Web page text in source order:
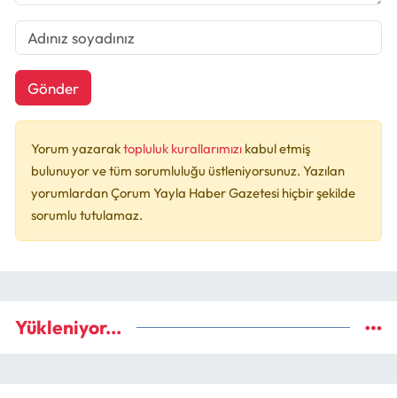
Gönder
Yorum yazaraktopluluk kurallarımızı kabul etmiş
bulunuyor ve tüm sorumluluğu üstleniyorsunuz. Yazılan
yorumlardan Çorum Yayla Haber Gazetesi hiçbir şekilde
sorumlu tutulamaz.
Yükleniyor...